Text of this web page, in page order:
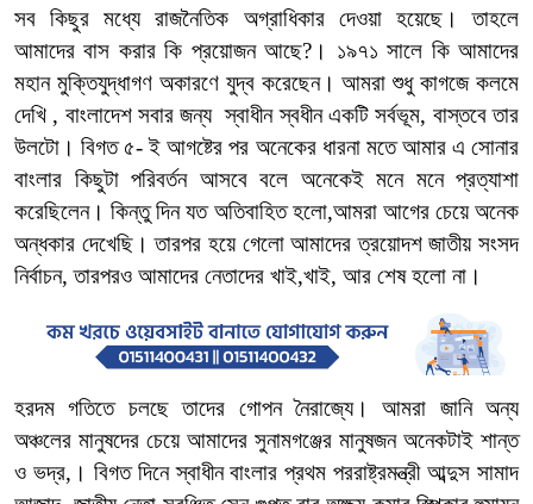
সব কিছুর মধ্যে রাজনৈতিক অগ্রাধিকার দেওয়া হয়েছে। তাহলে
আমাদের বাস করার কি প্রয়োজন আছে?। ১৯৭১ সালে কি আমাদের
মহান মুক্তিযুদ্ধাগণ অকারণে যুদ্ব করেছেন। আমরা শুধু কাগজে কলমে
দেখি , বাংলাদেশ সবার জন্য স্বাধীন স্বধীন একটি সর্বভূম, বাস্তবে তার
উলটো। বিগত ৫- ই আগষ্টের পর অনেকের ধারনা মতে আমার এ সোনার
বাংলার কিছুটা পরিবর্তন আসবে বলে অনেকেই মনে মনে প্রত্যাশা
করেছিলেন। কিন্তু দিন যত অতিবাহিত হলো,আমরা আগের চেয়ে অনেক
অন্ধকার দেখেছি। তারপর হয়ে গেলো আমাদের ত্রয়োদশ জাতীয় সংসদ
নির্বাচন, তারপরও আমাদের নেতাদের খাই,খাই, আর শেষ হলো না।
হরদম গতিতে চলছে তাদের গোপন নৈরাজ্যে। আমরা জানি অন্য
অঞ্চলের মানুষদের চেয়ে আমাদের সুনামগঞ্জের মানুষজন অনেকটাই শান্ত
ও ভদ্র,। বিগত দিনে স্বাধীন বাংলার প্রথম পররাষ্ট্রমন্ত্রী আব্দুস সামাদ